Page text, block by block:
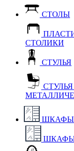
СТОЛЫ
СТОЛИКИ
СТУЛЬЯ
ШКАФЫ